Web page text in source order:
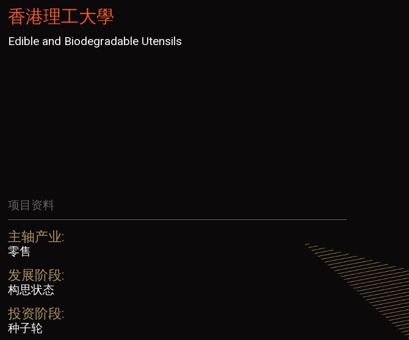
香港理工大學
Edible and Biodegradable Utensils
项目资料
主轴产业:
零售
发展阶段:
构思状态
投资阶段:
种子轮